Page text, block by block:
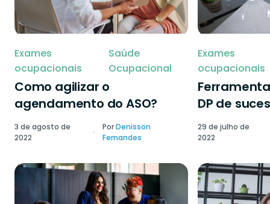
Exames
ocupacionais
Saúde
Ocupacional
Como agilizar o
agendamento do ASO?
3 de agosto de
2022
PorDenisson
Fernandes
Exames
ocupacionais
DP de
29 de julho de
2022